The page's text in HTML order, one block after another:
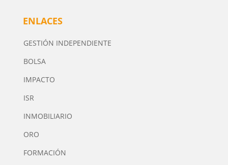
ENLACES
GESTIÓN INDEPENDIENTE
BOLSA
IMPACTO
ISR
INMOBILIARIO
ORO
FORMACIÓN